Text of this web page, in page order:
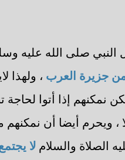
النبي صلى الله عليه
جزيرة العرب ، ولهذا
نمكنهم إذا أتوا
، ويحرم أيضا أن
الصلاة والسلام لا